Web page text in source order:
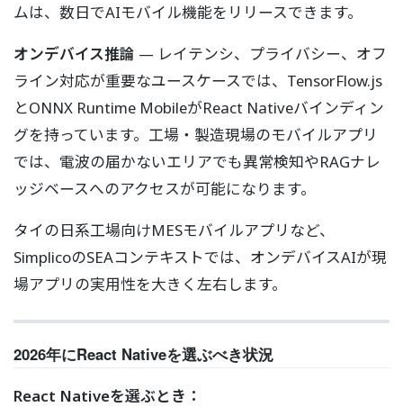
ムは、数日でAIモバイル機能をリリースできます。
オンデバイス推論 — レイテンシ、プライバシー、オフ
ライン対応が重要なユースケースでは、TensorFlow.js
とONNX Runtime MobileがReact Nativeバインディン
グを持っています。工場・製造現場のモバイルアプリ
では、電波の届かないエリアでも異常検知やRAGナレ
ッジベースへのアクセスが可能になります。
タイの日系工場向けMESモバイルアプリなど、
SimplicoのSEAコンテキストでは、オンデバイスAIが現
場アプリの実用性を大きく左右します。
2026年にReact Nativeを選ぶべき状況
React Nativeを選ぶとき：